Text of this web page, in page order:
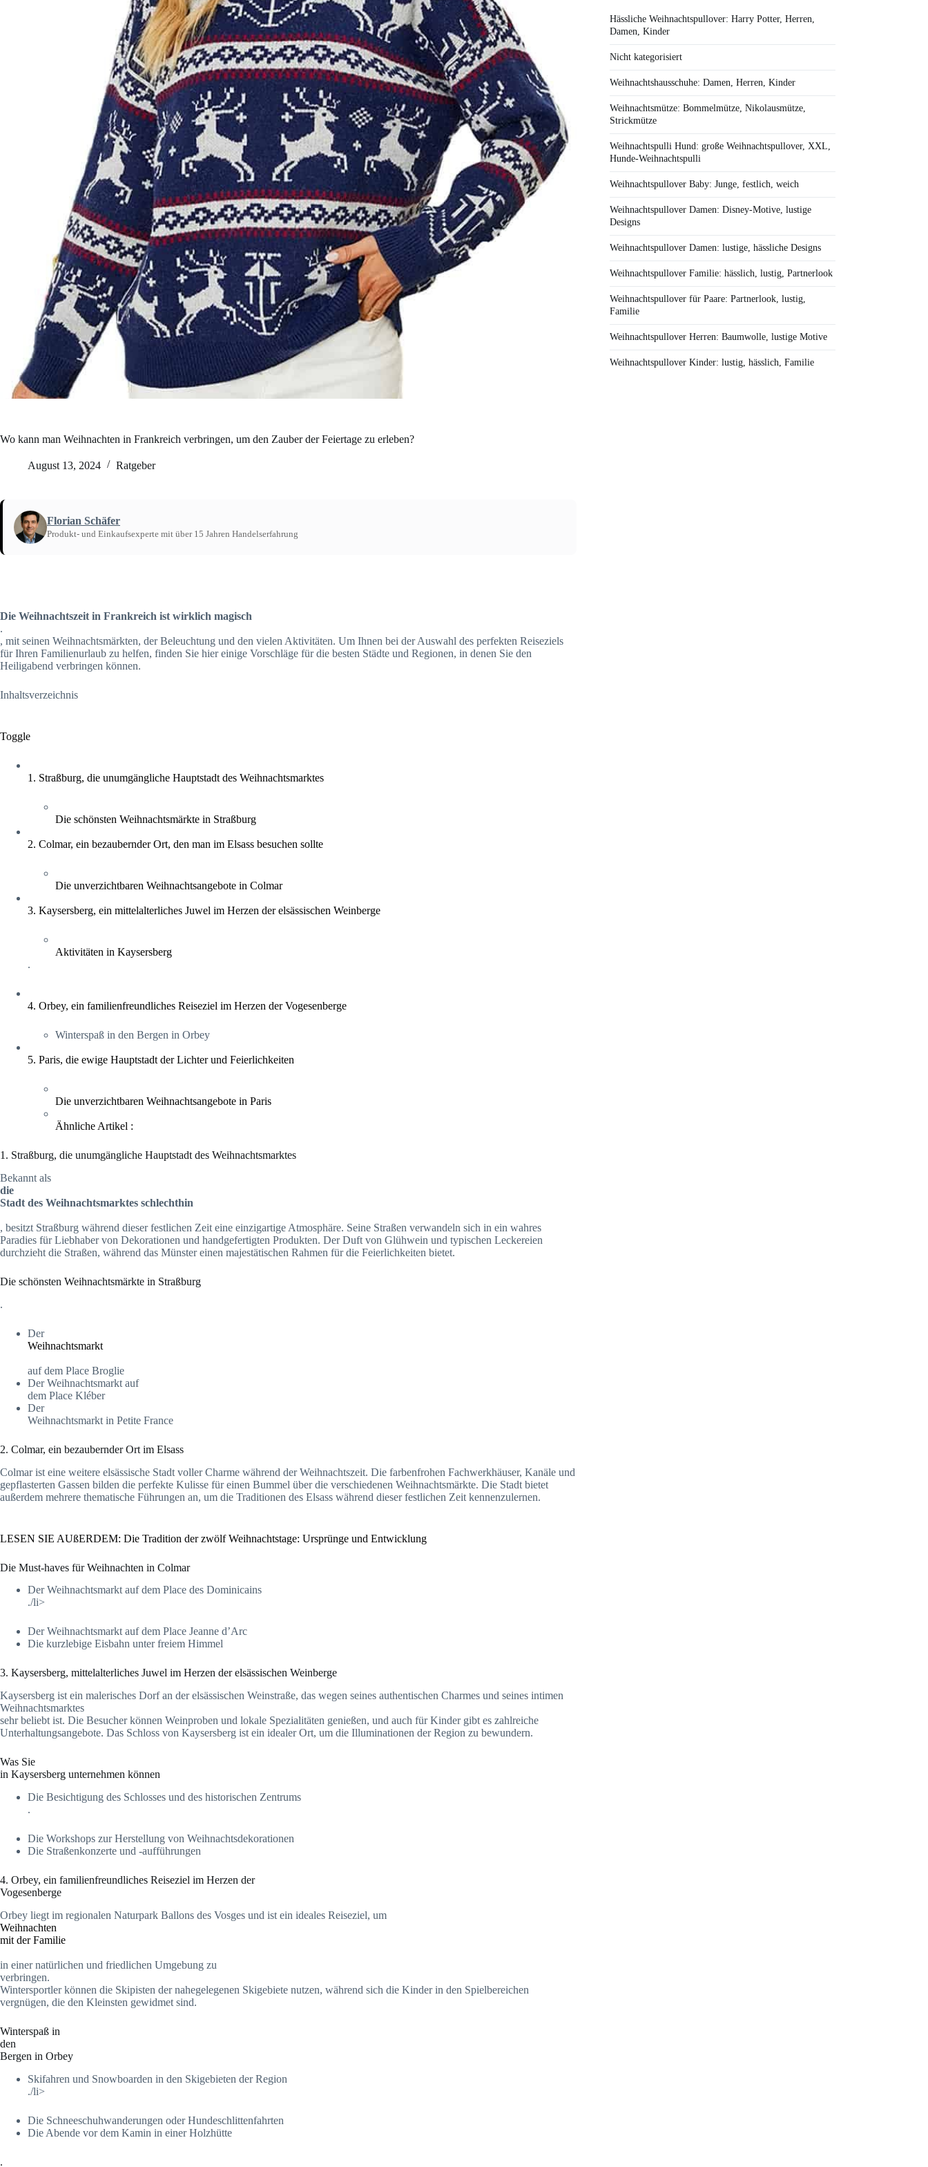
Wo kann man Weihnachten in Frankreich verbringen, um den Zauber der Feiertage zu erleben?
August 13, 2024 Ratgeber
Florian Schäfer
Produkt- und Einkaufsexperte mit über 15 Jahren Handelserfahrung
Die Weihnachtszeit in Frankreich ist wirklich magisch
.
, mit seinen Weihnachtsmärkten, der Beleuchtung und den vielen Aktivitäten. Um Ihnen bei der Auswahl des perfekten Reiseziels
für Ihren Familienurlaub zu helfen, finden Sie hier einige Vorschläge für die besten Städte und Regionen, in denen Sie den
Heiligabend verbringen können.
Inhaltsverzeichnis
Toggle
1. Straßburg, die unumgängliche Hauptstadt des Weihnachtsmarktes
Die schönsten Weihnachtsmärkte in Straßburg
2. Colmar, ein bezaubernder Ort, den man im Elsass besuchen sollte
Die unverzichtbaren Weihnachtsangebote in Colmar
3. Kaysersberg, ein mittelalterliches Juwel im Herzen der elsässischen Weinberge
Aktivitäten in Kaysersberg
.
4. Orbey, ein familienfreundliches Reiseziel im Herzen der Vogesenberge
Winterspaß in den Bergen in Orbey
5. Paris, die ewige Hauptstadt der Lichter und Feierlichkeiten
Die unverzichtbaren Weihnachtsangebote in Paris
Ähnliche Artikel :
1. Straßburg, die unumgängliche Hauptstadt des Weihnachtsmarktes
Bekannt als
die
Stadt des Weihnachtsmarktes schlechthin
, besitzt Straßburg während dieser festlichen Zeit eine einzigartige Atmosphäre. Seine Straßen verwandeln sich in ein wahres
Paradies für Liebhaber von Dekorationen und handgefertigten Produkten. Der Duft von Glühwein und typischen Leckereien
durchzieht die Straßen, während das Münster einen majestätischen Rahmen für die Feierlichkeiten bietet.
Die schönsten Weihnachtsmärkte in Straßburg
.
Der
Weihnachtsmarkt
auf dem Place Broglie
Der Weihnachtsmarkt auf
dem Place Kléber
Der
Weihnachtsmarkt in Petite France
2. Colmar, ein bezaubernder Ort im Elsass
Colmar ist eine weitere elsässische Stadt voller Charme während der Weihnachtszeit. Die farbenfrohen Fachwerkhäuser, Kanäle und
gepflasterten Gassen bilden die perfekte Kulisse für einen Bummel über die verschiedenen Weihnachtsmärkte. Die Stadt bietet
außerdem mehrere thematische Führungen an, um die Traditionen des Elsass während dieser festlichen Zeit kennenzulernen.
LESEN SIE AUßERDEM: Die Tradition der zwölf Weihnachtstage: Ursprünge und Entwicklung
Die Must-haves für Weihnachten in Colmar
Der Weihnachtsmarkt auf dem Place des Dominicains
./li>
Der Weihnachtsmarkt auf dem Place Jeanne d’Arc
Die kurzlebige Eisbahn unter freiem Himmel
3. Kaysersberg, mittelalterliches Juwel im Herzen der elsässischen Weinberge
Kaysersberg ist ein malerisches Dorf an der elsässischen Weinstraße, das wegen seines authentischen Charmes und seines intimen
Weihnachtsmarktes
sehr beliebt ist. Die Besucher können Weinproben und lokale Spezialitäten genießen, und auch für Kinder gibt es zahlreiche
Unterhaltungsangebote. Das Schloss von Kaysersberg ist ein idealer Ort, um die Illuminationen der Region zu bewundern.
Was Sie
in Kaysersberg unternehmen können
Die Besichtigung des Schlosses und des historischen Zentrums
.
Die Workshops zur Herstellung von Weihnachtsdekorationen
Die Straßenkonzerte und -aufführungen
4. Orbey, ein familienfreundliches Reiseziel im Herzen der
Vogesenberge
Orbey liegt im regionalen Naturpark Ballons des Vosges und ist ein ideales Reiseziel, um
Weihnachten
mit der Familie
in einer natürlichen und friedlichen Umgebung zu
verbringen.
Wintersportler können die Skipisten der nahegelegenen Skigebiete nutzen, während sich die Kinder in den Spielbereichen
vergnügen, die den Kleinsten gewidmet sind.
Winterspaß in
den
Bergen in Orbey
Skifahren und Snowboarden in den Skigebieten der Region
./li>
Die Schneeschuhwanderungen oder Hundeschlittenfahrten
Die Abende vor dem Kamin in einer Holzhütte
.
Hässliche Weihnachtspullover: Harry Potter, Herren,
Damen, Kinder
Nicht kategorisiert
Weihnachtshausschuhe: Damen, Herren, Kinder
Weihnachtsmütze: Bommelmütze, Nikolausmütze,
Strickmütze
Weihnachtspulli Hund: große Weihnachtspullover, XXL,
Hunde-Weihnachtspulli
Weihnachtspullover Baby: Junge, festlich, weich
Weihnachtspullover Damen: Disney-Motive, lustige
Designs
Weihnachtspullover Damen: lustige, hässliche Designs
Weihnachtspullover Familie: hässlich, lustig, Partnerlook
Weihnachtspullover für Paare: Partnerlook, lustig,
Familie
Weihnachtspullover Herren: Baumwolle, lustige Motive
Weihnachtspullover Kinder: lustig, hässlich, Familie